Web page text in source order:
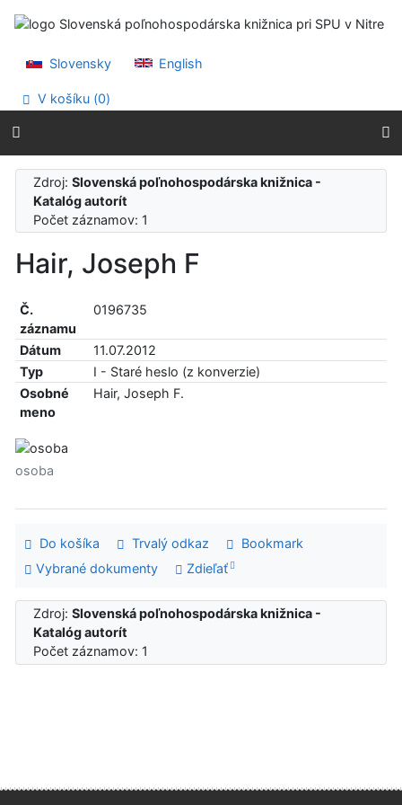
Prejsť na menu
Slovensky
English
V košíku (0)
Zdroj:Slovenská poľnohospodárska knižnica -
Katalóg autorít
Počet záznamov: 1
Hair, Joseph F
Č.
záznamu
0196735
Dátum
11.07.2012
Typ
I - Staré heslo (z konverzie)
Osobné
meno
Hair, Joseph F.
osoba
Do košíka Trvalý odkaz
Bookmark
Vybrané dokumenty
Zdieľať
Zdroj:Slovenská poľnohospodárska knižnica -
Katalóg autorít
Počet záznamov: 1